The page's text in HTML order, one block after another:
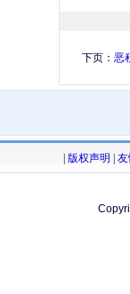
下页： 恶
版权声明